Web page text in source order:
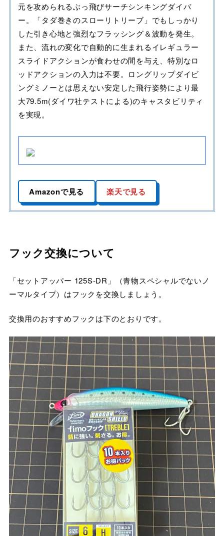
元を攻められるぶっ飛びサーチシンキングダイバ
ー。「タダ巻きのスローリトリーブ」でもしっかり
した引き心地と強烈なフラッシング＆波動を発生。
また、流れの変化で自動的に生まれるイレギュラー
スライドアクションが食わせの間を与え、特別なロ
ッドアクションの入力は不要。ロングリップダイビ
ングミノーとは思えない安定した飛行姿勢により最
大79.5m(ダイワ社テストによる)のキャスタビリティ
を実現。
Amazonで見る 楽天で見る
フック交換について
「セットアッパー 125S-DR」（青物スペシャルでないノ
ーマルタイプ）はフックを交換しましょう。
交換用のおすすめフックは下のとおりです。